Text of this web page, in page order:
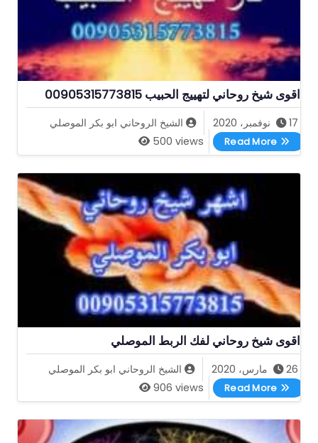
اقوى شيخ روحاني لتهييج الحبيب 00905315773815
17 نوفمبر، 2020
الشيخ الروحاني ابو بكر الموصلي
500 views
Read More
اقوى شيخ روحاني لتهييج الحبيب 00905315773815
اقوى شيخ روحاني لفك الربط الموصلي
26 مارس، 2020
الشيخ الروحاني ابو بكر الموصلي
906 views
Read More
اقوى شيخ روحاني لفك الربط الموصلي